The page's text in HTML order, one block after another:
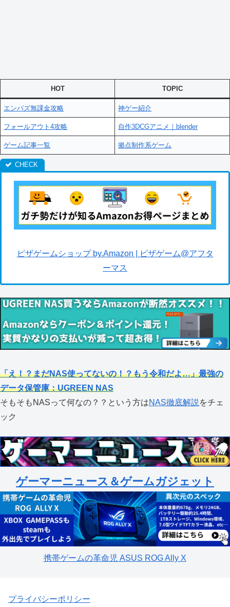
HOT TOPIC
エンパズ無課金攻略 神ゲー紹介
フォールアウト4攻略 自作3DCGアニメ｜blender
ゲーム記事一覧 拠点制作系ゲーム
ピザゲームショップ by.Amazon | ピザゲーム@アフタ
ーマス
「え！？まだNAS使ってないの！？もう令和だよ…」最強の
データ保管庫：UGREEN NAS
そもそもNASって何なの？？という方はNAS徹底解説 をチェ
ック
ゲーマーニュース＆ゲームガジェット
携帯ゲームの革命児 ASUS ROG Ally X
プライバシーポリシー